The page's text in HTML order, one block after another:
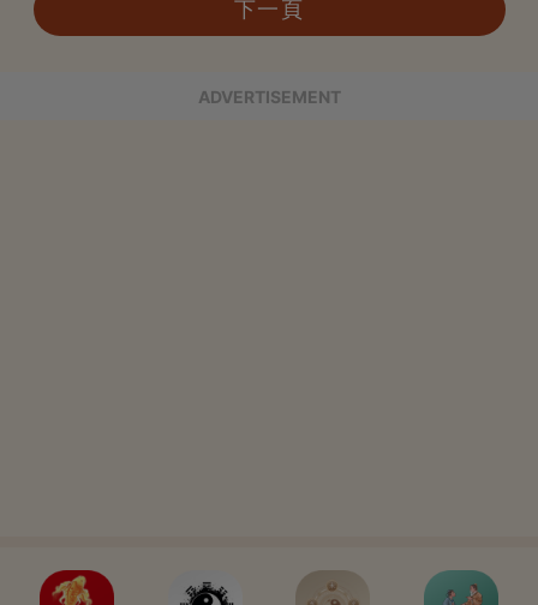
下一頁
ADVERTISEMENT